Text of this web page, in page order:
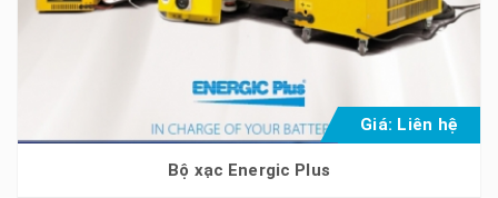
Giá: Liên hệ
Bộ xạc Energic Plus